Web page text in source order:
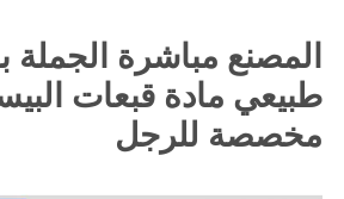
المصنع مباشرة الجملة
طبيعي مادة قبعات
مخصصة للرجل